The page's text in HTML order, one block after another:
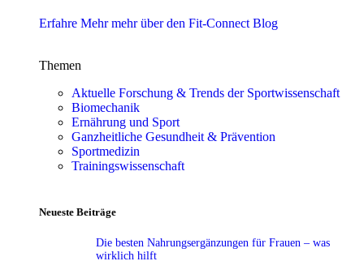
Erfahre Mehr mehr über den Fit-Connect Blog
Themen
Aktuelle Forschung & Trends der Sportwissenschaft
Biomechanik
Ernährung und Sport
Ganzheitliche Gesundheit & Prävention
Sportmedizin
Trainingswissenschaft
Neueste Beiträge
Die besten Nahrungsergänzungen für Frauen – was
wirklich hilft